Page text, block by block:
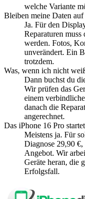
welche Variante
Bleiben meine Daten
Ja. Für den
Reparaturen
werden. Fotos,
unverändert. Ein
trotzdem.
Was, wenn ich nicht
Dann buchst du
Wir prüfen das
einem
danach die
angerechnet.
Das iPhone 16 Pro
Meistens ja. Für
Diagnose 29,90 €,
Angebot. Wir
Geräte heran, die
Erfolgsfall.